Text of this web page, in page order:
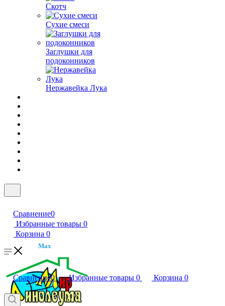
Скотч
Сухие смеси
Заглушки для
подоконников
Нержавейка Лука
Сравнение0
Избранные товары 0
Корзина 0
Max
Сравнение0 Избранные товары 0 Корзина 0